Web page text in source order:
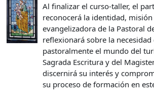
Al finalizar el curso-taller, el
reconocerá la identidad,
evangelizadora de la Pastoral
reflexionará sobre la
pastoralmente el mundo del
Sagrada Escritura y del
discernirá su interés y
su proceso de formación en